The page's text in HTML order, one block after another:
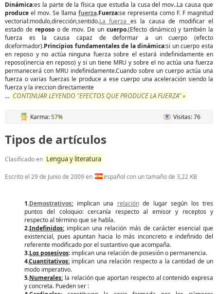
Dinámica:es la parte de la física que estudia la cusa del mov..La causa que
produce el mov. Se llama fuerza.Fuerza:se representa como F. F magnitud
vectorial:modulo,dirección,sentido.La fuerza es la causa de modificar el
estado de reposoo de mov. De un cuerpo.(Efecto dinámico) y también la
fuerza es la causa capaz de deformar a un cuerpo (efecto
dceformador).Principios fundamentales de la dinámica:si un cuerpo esta
en reposo y no actúa ninguna fuerza sobre el estará indefinidamente en
reposo(inercia en reposo) y si un tiene MRU y sobre el no actúa una fuerza
permanecerá con MRU indefinidamente.Cuando sobre un cuerpo actúa una
fuerza o varias fuerzas le produce a ese cuerpo una aceleración siendo la
fuerza y la ireccion directamente
... CONTINUAR LEYENDO "EFECTOS QUE PRODUCE LA FUERZA" »
Karma:57% Visitas: 76
Tipos de artículos
Clasificado en Lengua y literatura
Escrito el 29 de Junio de 2009en español con un tamaño de 3,22 KB
1.Demostrativos: implican una relaciónde lugar según los tres
puntos del coloquio: cercanía respecto al emisor y receptos y
respecto al término que se habla.
2.Indefinidos: implican una relación más de carácter esencial que
existencial, pues apuntan hacia lo más inconcreto e indefinido del
referente modificado por el sustantivo que acompaña.
3.Los posesivos: implican una relación de posesión o permanencia.
4.Cuantitativos: implican una relación respecto a la cantidad de un
modo imperativo.
5.Numerales: la relación que aportan respecto al contenido expresa
y concreta. Pueden ser :